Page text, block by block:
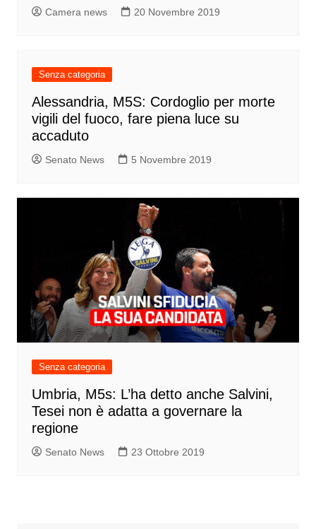
Camera news 20 Novembre 2019
Senza categoria
Alessandria, M5S: Cordoglio per morte
vigili del fuoco, fare piena luce su
accaduto
Senato News 5 Novembre 2019
Senza categoria
Umbria, M5s: L’ha detto anche Salvini,
Tesei non è adatta a governare la
regione
Senato News 23 Ottobre 2019